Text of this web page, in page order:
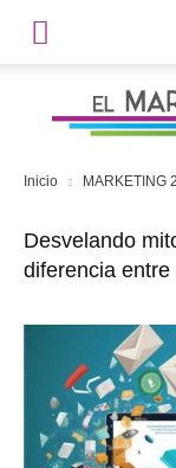
Inicio MARKETING
Desvelando
diferencia